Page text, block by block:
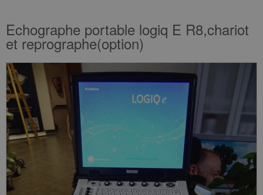
Echographe portable logiq E R8,chariot
et reprographe(option)